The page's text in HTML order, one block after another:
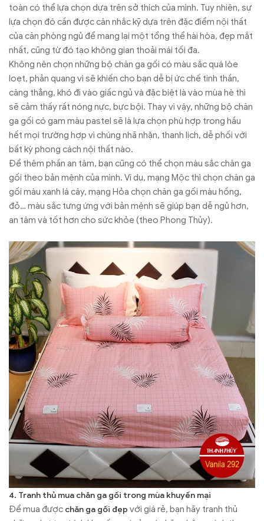
toàn có thể lựa chọn dựa trên sở thích của mình. Tuy nhiên, sự
lựa chọn đó cần được cân nhắc kỹ dựa trên đặc điểm nội thất
của căn phòng ngủ để mang lại một tổng thể hài hòa, đẹp mắt
nhất, cũng từ đó tạo không gian thoải mái tối đa.
Không nên chọn những bộ chăn ga gối có màu sắc quá lòe
loẹt, phản quang vì sẽ khiến cho bạn dễ bị ức chế tinh thần,
căng thẳng, khó đi vào giấc ngủ và đặc biệt là vào mùa hè thì
sẽ cảm thấy rất nóng nực, bực bội. Thay vì vậy, những bộ chăn
ga gối có gam màu pastel sẽ là lựa chọn phù hợp trong hầu
hết mọi trường hợp vì chúng nhã nhặn, thanh lịch, dễ phối với
bất kỳ phong cách nội thất nào.
Để thêm phần an tâm, bạn cũng có thể chọn màu sắc chăn ga
gối theo bản mệnh của mình. Ví dụ, mạng Mộc thì chọn chăn ga
gối màu xanh lá cây, mạng Hỏa chọn chăn ga gối màu hồng,
đỏ… màu sắc tưng ứng với bản mệnh sẽ giúp bạn dễ ngủ hơn,
an tâm và tốt hơn cho sức khỏe (theo Phong Thủy).
4. Tranh thủ mua chăn ga gối trong mùa khuyến mại
Để mua được chăn ga gối đẹp với giá rẻ, bạn hãy tranh thủ